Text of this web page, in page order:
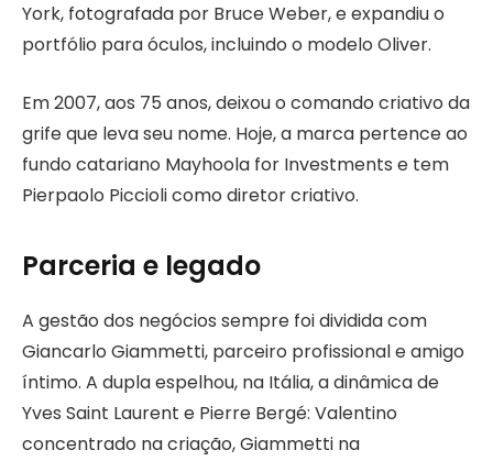
York, fotografada por Bruce Weber, e expandiu o
portfólio para óculos, incluindo o modelo Oliver.
Em 2007, aos 75 anos, deixou o comando criativo da
grife que leva seu nome. Hoje, a marca pertence ao
fundo catariano Mayhoola for Investments e tem
Pierpaolo Piccioli como diretor criativo.
Parceria e legado
A gestão dos negócios sempre foi dividida com
Giancarlo Giammetti, parceiro profissional e amigo
íntimo. A dupla espelhou, na Itália, a dinâmica de
Yves Saint Laurent e Pierre Bergé: Valentino
concentrado na criação, Giammetti na